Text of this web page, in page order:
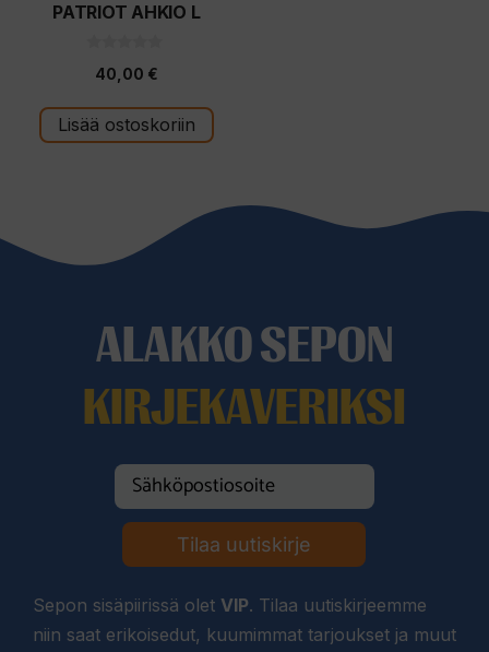
PATRIOT AHKIO L
s
t
ä
40,00 €
Lisää ostoskoriin
ALAKKO SEPON
KIRJEKAVERIKSI
Tilaa uutiskirje
Sepon sisäpiirissä olet VIP. Tilaa uutiskirjeemme
niin saat erikoisedut, kuumimmat tarjoukset ja muut